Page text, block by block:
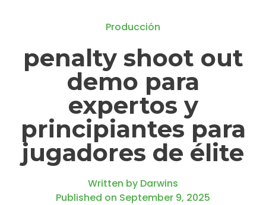
Producción
penalty shoot out
demo para
expertos y
principiantes para
jugadores de élite
Written by Darwins
Published on September 9, 2025